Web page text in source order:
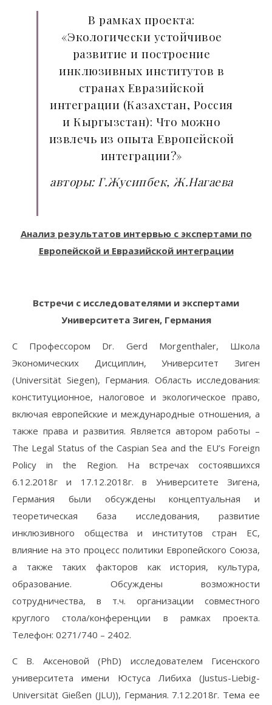
В рамках проекта:
«Экологически устойчивое
развитие и построение
инклюзивных институтов в
странах Евразийской
интеграции (Казахстан, Россия
и Кыргызстан): Что можно
извлечь из опыта Европейской
интеграции?»
авторы: Г.Жусипбек, Ж.Нагаева
Анализ результатов интервью с экспертами по
Европейской и Евразийской интеграции
Встречи с исследователями и экспертами
Университета Зиген, Германия
С Профессором Dr. Gerd Morgenthaler, Школа
Экономических Дисциплин, Университет Зиген
(Universität Siegen), Германия. Область исследования:
конституционное, налоговое и экологическое право,
включая европейские и международные отношения, а
также права и развития. Является автором работы –
The Legal Status of the Caspian Sea and the EU’s Foreign
Policy in the Region. На встречах состоявшихся
6.12.2018г и 17.12.2018г. в Университете Зигена,
Германия были обсуждены концептуальная и
теоретическая база исследования, развитие
инклюзивного общества и институтов стран ЕС,
влияние на это процесс политики Европейского Союза,
а также таких факторов как история, культура,
образование. Обсуждены возможности
сотрудничества, в т.ч. организации совместного
круглого стола/конференции в рамках проекта.
Телефон: 0271/740 – 2402.
С В. Аксеновой (PhD) исследователем Гисенского
университета имени Юстуса Либиха (Justus-Liebig-
Universität Gießen (JLU)), Германия. 7.12.2018г. Тема ее